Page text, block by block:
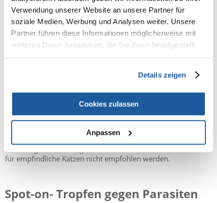
Verwendung unserer Website an unsere Partner für
soziale Medien, Werbung und Analysen weiter. Unsere
Partner führen diese Informationen möglicherweise mit
weiteren Daten zusammen, die Sie ihnen bereitgestellt
Details zeigen
Cookies zulassen
Anpassen
sogar spezielle Tablettenspender an, aber auch diese
garantieren nicht, dass Ihre Katze die Tablette schluckt. Die
Katzer sind Meister im Halten von Tabletten, und manchmal
spucken sie sie sogar nach einer Stunde nach der
Verabreichung aus. Die Entwurmungstabletten können von
Pasten und Entwurmungsgele
Die Entwurmungspasten werden mit Geschmack entwickelt,
so dass die meisten Katzen sie gerne ablecken oder man kann
sie auch mit dem Futter verabreichen. Sie können jedoch eine
für empfindliche Katzen nicht empfohlen werden.
Spot-on- Tropfen gegen Parasiten